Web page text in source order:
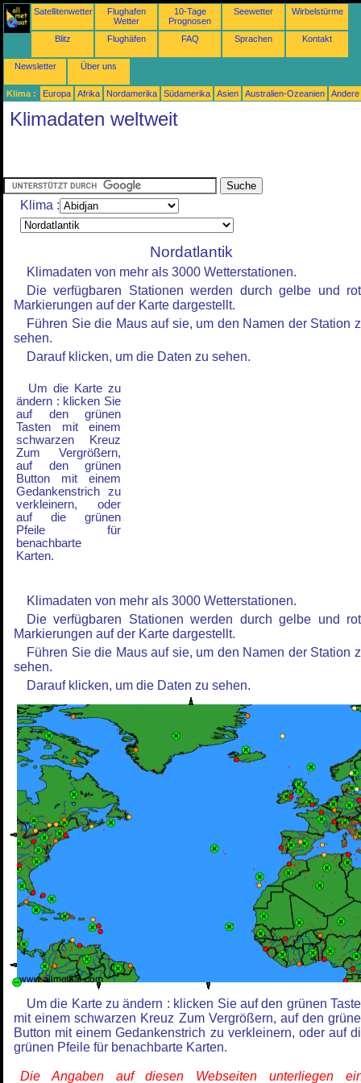
Satellitenwetter
Flughafen
Wetter
10-Tage
Prognosen
Seewetter Wirbelstürme
Blitz Flughäfen FAQ Sprachen Kontakt
Newsletter Über uns
Klima : Europa Afrika Nordamerika Südamerika Asien Australien-Ozeanien Andere
Klimadaten weltweit
Klima :
Nordatlantik
Klimadaten von mehr als 3000 Wetterstationen.
Die verfügbaren Stationen werden durch gelbe und
Markierungen auf der Karte dargestellt.
Führen Sie die Maus auf sie, um den Namen der Station
sehen.
Darauf klicken, um die Daten zu sehen.
Um die Karte zu
ändern : klicken Sie
auf den grünen
Tasten mit einem
schwarzen Kreuz
Zum Vergrößern,
auf den grünen
Button mit einem
Gedankenstrich zu
verkleinern, oder
auf die grünen
Pfeile für
benachbarte
Karten.
Klimadaten von mehr als 3000 Wetterstationen.
Die verfügbaren Stationen werden durch gelbe und
Markierungen auf der Karte dargestellt.
Führen Sie die Maus auf sie, um den Namen der Station
sehen.
Darauf klicken, um die Daten zu sehen.
Um die Karte zu ändern : klicken Sie auf den grünen
mit einem schwarzen Kreuz Zum Vergrößern, auf den
Button mit einem Gedankenstrich zu verkleinern, oder auf
grünen Pfeile für benachbarte Karten.
Die Angaben auf diesen Webseiten unterliegen